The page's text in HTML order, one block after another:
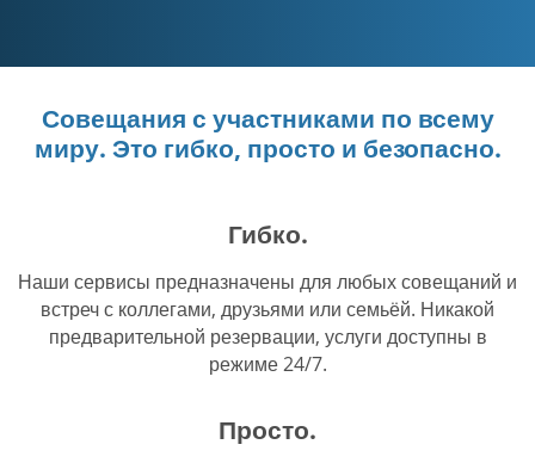
Совещания с участниками по всему
миру. Это гибко, просто и безопасно.
Гибко.
Наши сервисы предназначены для любых совещаний и
встреч с коллегами, друзьями или семьёй. Никакой
предварительной резервации, услуги доступны в
режиме 24/7.
Просто.